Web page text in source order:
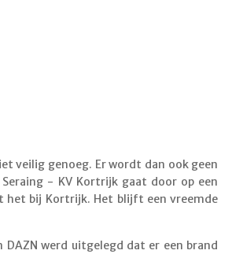
veilig genoeg. Er wordt dan ook geen
Seraing - KV Kortrijk gaat door op een
het bij Kortrijk. Het blijft een vreemde
DAZN werd uitgelegd dat er een brand